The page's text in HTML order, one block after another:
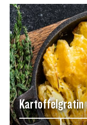
Kartoffelgratin